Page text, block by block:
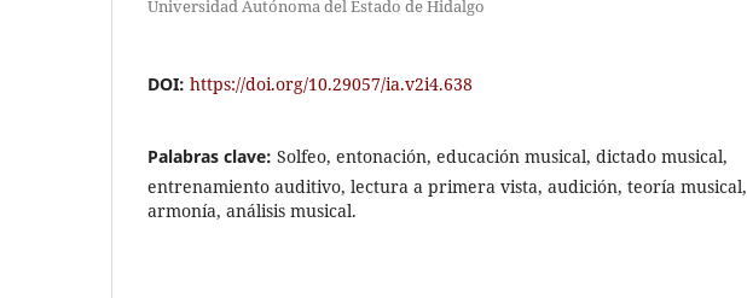
Universidad Autónoma del Estado de Hidalgo
DOI: https://doi.org/10.29057/ia.v2i4.638
Palabras clave: Solfeo, entonación, educación musical, dictado musical,
entrenamiento auditivo, lectura a primera vista, audición, teoría musical,
armonía, análisis musical.